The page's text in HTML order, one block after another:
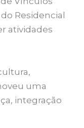
Residencial
atividades
uma
integração